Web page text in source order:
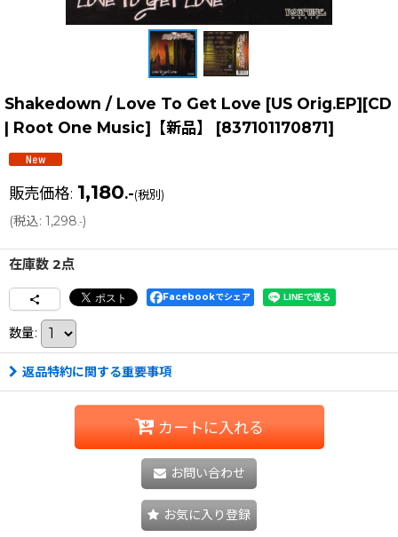
Shakedown / Love To Get Love [US Orig.EP][CD
| Root One Music]【新品】
[837101170871]
販売価格: 1,180.-(税別)
(税込: 1,298.-)
在庫数 2点
Facebookでシェア
数量:
返品特約に関する重要事項
カートに入れる
お問い合わせ
お気に入り登録